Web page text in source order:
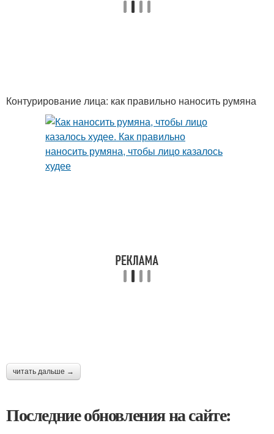
Контурирование лица: как правильно наносить румяна
читать дальше →
Последние обновления на сайте: